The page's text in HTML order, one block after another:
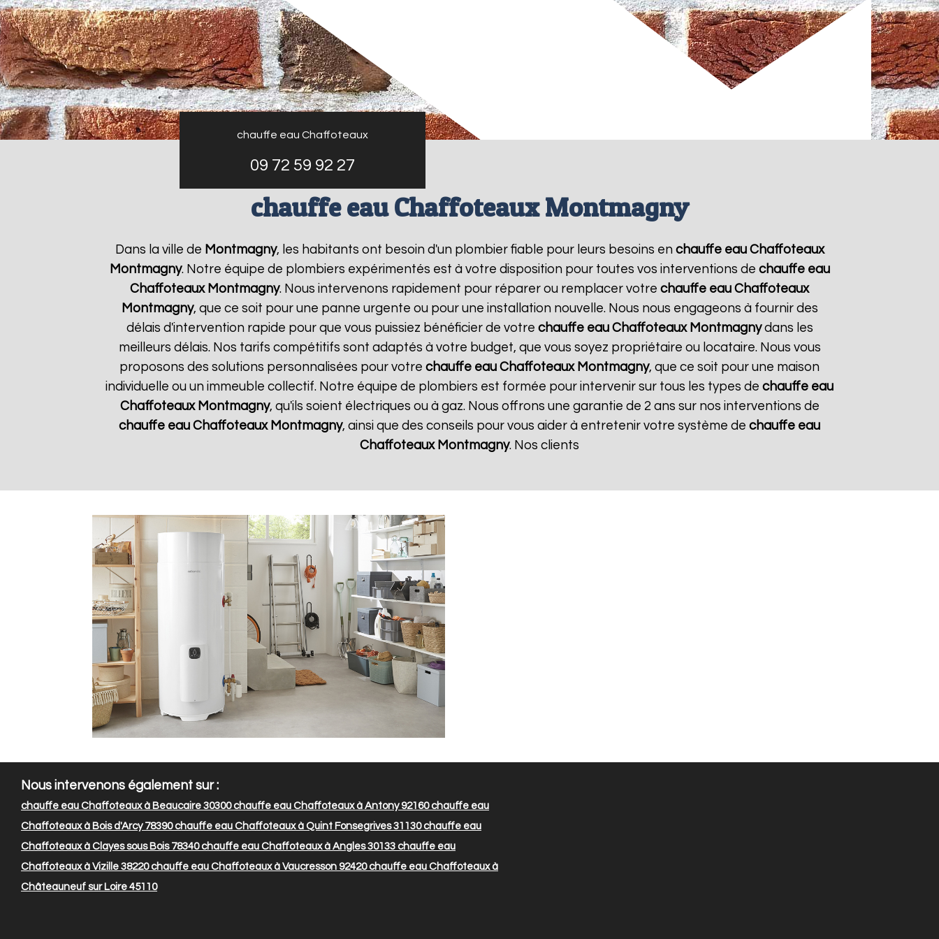
chauffe eau Chaffoteaux
09 72 59 92 27
chauffe eau Chaffoteaux Montmagny
Dans la ville de Montmagny, les habitants ont besoin d'un plombier fiable pour leurs besoins en chauffe eau Chaffoteaux
Montmagny. Notre équipe de plombiers expérimentés est à votre disposition pour toutes vos interventions de chauffe eau
Chaffoteaux Montmagny. Nous intervenons rapidement pour réparer ou remplacer votre chauffe eau Chaffoteaux
Montmagny, que ce soit pour une panne urgente ou pour une installation nouvelle. Nous nous engageons à fournir des
délais d'intervention rapide pour que vous puissiez bénéficier de votre chauffe eau Chaffoteaux Montmagnydans les
meilleurs délais. Nos tarifs compétitifs sont adaptés à votre budget, que vous soyez propriétaire ou locataire. Nous vous
proposons des solutions personnalisées pour votre chauffe eau Chaffoteaux Montmagny, que ce soit pour une maison
individuelle ou un immeuble collectif. Notre équipe de plombiers est formée pour intervenir sur tous les types de chauffe eau
Chaffoteaux Montmagny, qu'ils soient électriques ou à gaz. Nous offrons une garantie de 2 ans sur nos interventions de
chauffe eau Chaffoteaux Montmagny, ainsi que des conseils pour vous aider à entretenir votre système de chauffe eau
Chaffoteaux Montmagny. Nos clients
Nous intervenons également sur :
chauffe eau Chaffoteaux à Beaucaire 30300chauffe eau Chaffoteaux à Antony 92160chauffe eau
Chaffoteaux à Bois d'Arcy 78390chauffe eau Chaffoteaux à Quint Fonsegrives 31130chauffe eau
Chaffoteaux à Clayes sous Bois 78340chauffe eau Chaffoteaux à Angles 30133 chauffe eau
Chaffoteaux à Vizille 38220chauffe eau Chaffoteaux à Vaucresson 92420chauffe eau Chaffoteaux à
Châteauneuf sur Loire 45110